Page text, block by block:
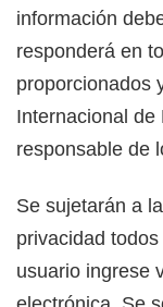
información
responderá en
proporcionados
Internacional de
responsable de
Se sujetarán a
privacidad
usuario ingrese